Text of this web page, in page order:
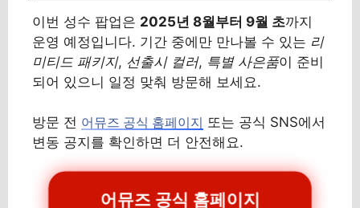
이번 성수 팝업은 2025년 8월부터 9월 초까지
운영 예정입니다. 기간 중에만 만나볼 수 있는 리
미티드 패키지, 선출시 컬러, 특별 사은품이 준비
되어 있으니 일정 맞춰 방문해 보세요.
방문 전 어뮤즈 공식 홈페이지
또는 공식 SNS에서
변동 공지를 확인하면 더 안전해요.
어뮤즈 공식 홈페이지